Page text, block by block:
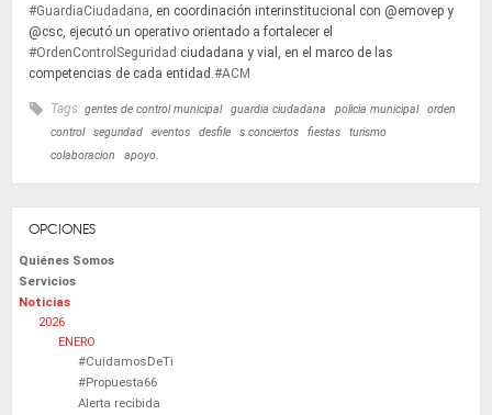
#GuardiaCiudadana, en coordinación interinstitucional con @emovep y
@csc, ejecutó un operativo orientado a fortalecer el
#OrdenControlSeguridad ciudadana y vial, en el marco de las
competencias de cada entidad.#ACM
Tags: gentes de control municipal guardia ciudadana policia municipal
orden
control
seguridad eventos desfile s conciertos fiestas
turismo
colaboracion
apoyo.
OPCIONES
Quiénes Somos
Servicios
Noticias
2026
ENERO
#CuidamosDeTi
#Propuesta66
Alerta recibida